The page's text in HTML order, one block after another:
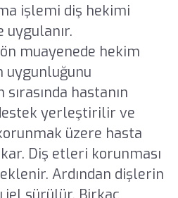
işlemi diş hekimi
uygulanır.
muayenede hekim
uygunluğunu
hastanın
yerleştirilir ve
üzere hasta
Diş etleri korunması
Ardından dişlerin